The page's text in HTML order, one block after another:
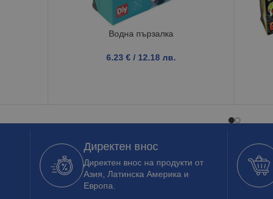
Водна пързалка
6.23 € / 12.18 лв.
Директен внос
Директен внос на продукти от
Азия, Латинска Америка и
Европа.